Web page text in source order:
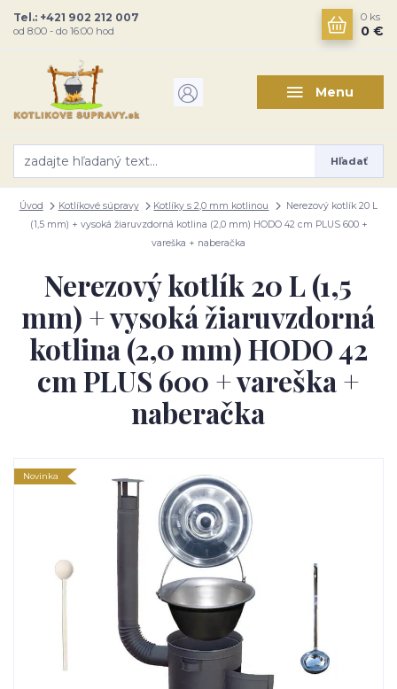
Menu
Hľadať
Tel.: +421 902 212 007
od 8:00 - do 16:00 hod
0 ks
0 €
Úvod Kotlíkové súpravy Kotlíky s 2,0 mm kotlinou
Nerezový kotlík 20 L
(1,5 mm) + vysoká žiaruvzdorná kotlina (2,0 mm) HODO 42 cm PLUS 600 +
vareška + naberačka
Nerezový kotlík 20 L (1,5
mm) + vysoká žiaruvzdorná
kotlina (2,0 mm) HODO 42
cm PLUS 600 + vareška +
naberačka
Novinka